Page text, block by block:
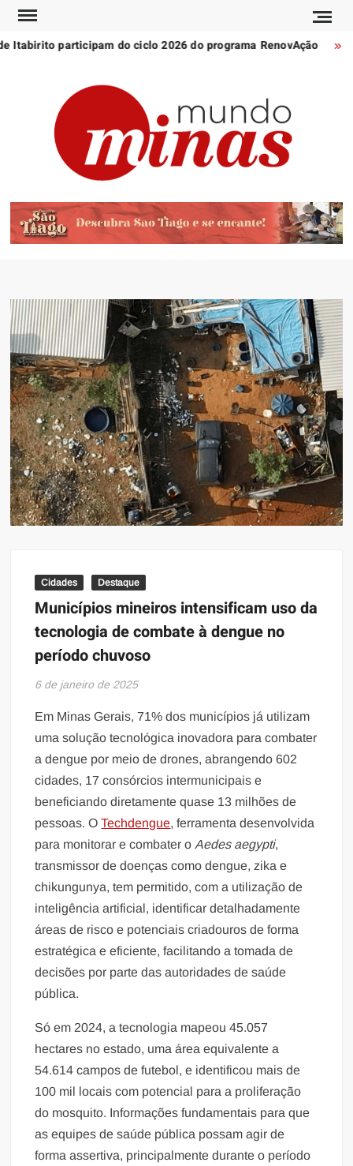
Skip
content participam do ciclo 2026 do programa RenovAção
Gerais
e do
mundo
Cidades Destaque
Municípios mineiros intensificam uso da
tecnologia de combate à dengue no
período chuvoso
6 de janeiro de 2025
Em Minas Gerais, 71% dos municípios já utilizam
uma solução tecnológica inovadora para combater
a dengue por meio de drones, abrangendo 602
cidades, 17 consórcios intermunicipais e
beneficiando diretamente quase 13 milhões de
pessoas. OTechdengue, ferramenta desenvolvida
para monitorar e combater o Aedes aegypti,
transmissor de doenças como dengue, zika e
chikungunya, tem permitido, com a utilização de
inteligência artificial, identificar detalhadamente
áreas de risco e potenciais criadouros de forma
estratégica e eficiente, facilitando a tomada de
decisões por parte das autoridades de saúde
pública.
Só em 2024, a tecnologia mapeou 45.057
hectares no estado, uma área equivalente a
54.614 campos de futebol, e identificou mais de
100 mil locais com potencial para a proliferação
do mosquito. Informações fundamentais para que
as equipes de saúde pública possam agir de
forma assertiva, principalmente durante o período